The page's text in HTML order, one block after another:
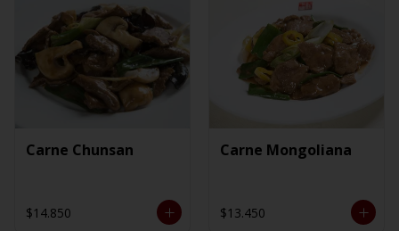
Carne Chunsan
$14.850
Carne Mongoliana
$13.450